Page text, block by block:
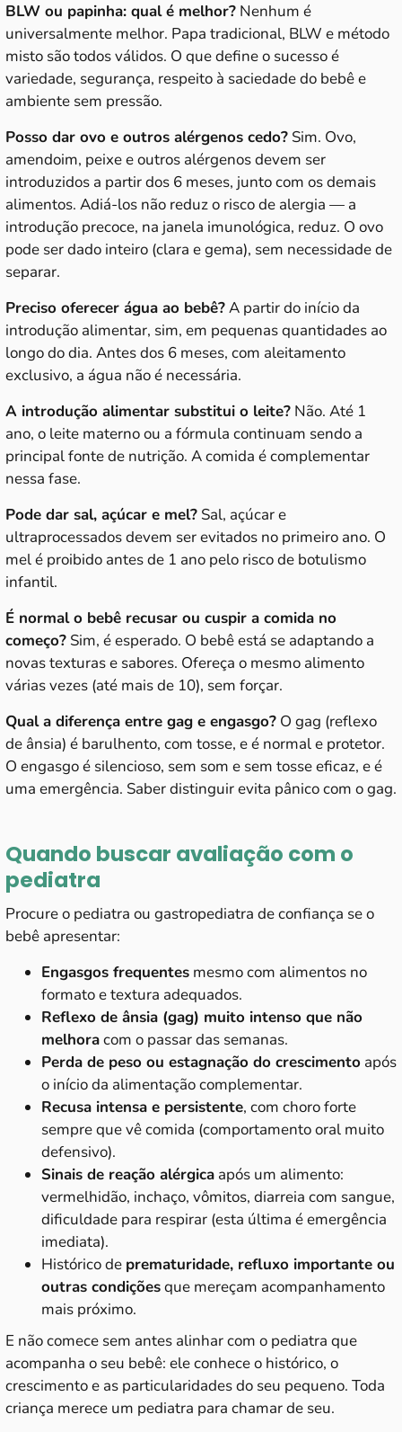
BLW ou papinha: qual é melhor? Nenhum é
universalmente melhor. Papa tradicional, BLW e método
misto são todos válidos. O que define o sucesso é
variedade, segurança, respeito à saciedade do bebê e
ambiente sem pressão.
Posso dar ovo e outros alérgenos cedo? Sim. Ovo,
amendoim, peixe e outros alérgenos devem ser
introduzidos a partir dos 6 meses, junto com os demais
alimentos. Adiá-los não reduz o risco de alergia — a
introdução precoce, na janela imunológica, reduz. O ovo
pode ser dado inteiro (clara e gema), sem necessidade de
separar.
Preciso oferecer água ao bebê?A partir do início da
introdução alimentar, sim, em pequenas quantidades ao
longo do dia. Antes dos 6 meses, com aleitamento
exclusivo, a água não é necessária.
A introdução alimentar substitui o leite? Não. Até 1
ano, o leite materno ou a fórmula continuam sendo a
principal fonte de nutrição. A comida é complementar
nessa fase.
Pode dar sal, açúcar e mel? Sal, açúcar e
ultraprocessados devem ser evitados no primeiro ano. O
mel é proibido antes de 1 ano pelo risco de botulismo
infantil.
É normal o bebê recusar ou cuspir a comida no
começo? Sim, é esperado. O bebê está se adaptando a
novas texturas e sabores. Ofereça o mesmo alimento
várias vezes (até mais de 10), sem forçar.
Qual a diferença entre gag e engasgo? O gag (reflexo
de ânsia) é barulhento, com tosse, e é normal e protetor.
O engasgo é silencioso, sem som e sem tosse eficaz, e é
uma emergência. Saber distinguir evita pânico com o gag.
Quando buscar avaliação com o
pediatra
Procure o pediatra ou gastropediatra de confiança se o
bebê apresentar:
Engasgos frequentes mesmo com alimentos no
formato e textura adequados.
Reflexo de ânsia (gag) muito intenso que não
melhoracom o passar das semanas.
Perda de peso ou estagnação do crescimento após
o início da alimentação complementar.
Recusa intensa e persistente, com choro forte
sempre que vê comida (comportamento oral muito
defensivo).
Sinais de reação alérgica após um alimento:
vermelhidão, inchaço, vômitos, diarreia com sangue,
dificuldade para respirar (esta última é emergência
imediata).
Histórico de prematuridade, refluxo importante ou
outras condiçõesque mereçam acompanhamento
mais próximo.
E não comece sem antes alinhar com o pediatra que
acompanha o seu bebê: ele conhece o histórico, o
crescimento e as particularidades do seu pequeno. Toda
criança merece um pediatra para chamar de seu.